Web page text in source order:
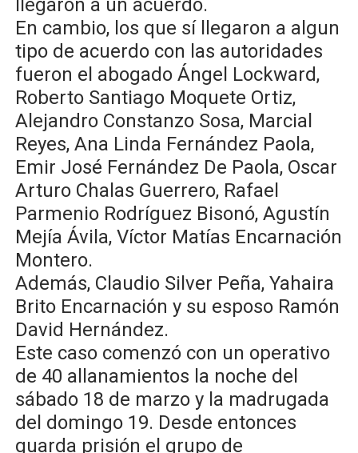
llegaron a un acuerdo.
En cambio, los que sí llegaron a algun
tipo de acuerdo con las autoridades
fueron el abogado Ángel Lockward,
Roberto Santiago Moquete Ortiz,
Alejandro Constanzo Sosa, Marcial
Reyes, Ana Linda Fernández Paola,
Emir José Fernández De Paola, Oscar
Arturo Chalas Guerrero, Rafael
Parmenio Rodríguez Bisonó, Agustín
Mejía Ávila, Víctor Matías Encarnación
Montero.
Además, Claudio Silver Peña, Yahaira
Brito Encarnación y su esposo Ramón
David Hernández.
Este caso comenzó con un operativo
de 40 allanamientos la noche del
sábado 18 de marzo y la madrugada
del domingo 19. Desde entonces
guarda prisión el grupo de